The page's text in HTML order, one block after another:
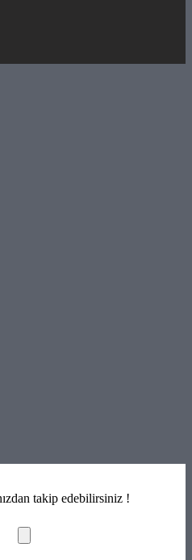
takip edebilirsiniz !